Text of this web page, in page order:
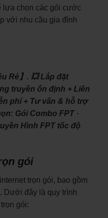
lựa chọn các gói cước
với nhu cầu gia đình
Rẻ】. 💥 Lắp đặt
truyền ổn định + Liên
phí + Tư vấn & hỗ trợ
‎Gói Combo FPT ·
Hình FPT tốc độ
gói
trọn gói, bao gồm
Dưới đây là quy trình
gói: